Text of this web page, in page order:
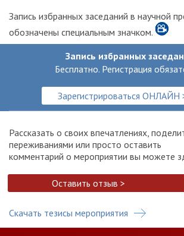
Запись избранных заседаний в научной
обозначены специальным значком.
Запись избранных
Бесплатно. Регистрация
Зарегистрироваться ОНЛАЙН
Рассказать о своих впечатлениях,
переживаниями или просто оставить
комментарий о мероприятии вы можете
Оставить отзыв >
Скачать тезисы мероприятия